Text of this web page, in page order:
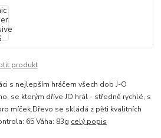
produkt
s nejlepším hráčem všech dob J-O
se kterým dříve JO hrál - středně rychlé, s
míček.Dřevo se skládá z pěti kvalitních
65 Váha: 83g celý popis